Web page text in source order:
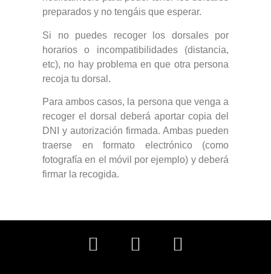
preparados y no tengáis que esperar.
Si no puedes recoger los dorsales por
horarios o incompatibilidades (distancia,
etc), no hay problema en que otra persona
recoja tu dorsal.
Para ambos casos, la persona que venga a
recoger el dorsal deberá aportar copia del
DNI y autorización firmada. Ambas pueden
traerse en formato electrónico (como
fotografía en el móvil por ejemplo) y deberá
firmar la recogida.